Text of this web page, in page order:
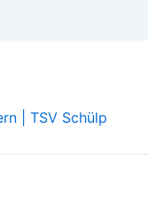
| TSV Schülp